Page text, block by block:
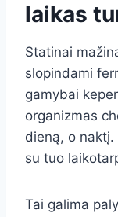
laikas
Statinai
slopindami
gamybai
organizmas
dieną, o
su tuo
Tai galima